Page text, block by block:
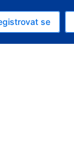
dolar
V češtině
se